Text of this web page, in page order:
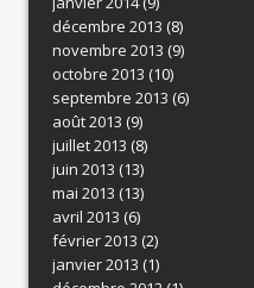
décembre 2013 (8)
novembre 2013 (9)
octobre 2013 (10)
septembre 2013 (6)
août 2013 (9)
juillet 2013 (8)
juin 2013 (13)
mai 2013 (13)
avril 2013 (6)
février 2013 (2)
janvier 2013 (1)